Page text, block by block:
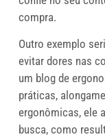
compra.
Outro exemplo
evitar dores nas
um blog de
práticas,
ergonômicas, ele
busca, como